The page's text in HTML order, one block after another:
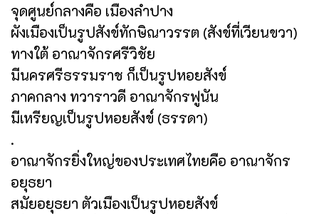
จุดศูนย์กลางคือ เมืองลำปาง
ผังเมืองเป็นรูปสังข์ทักษิณาวรรต (สังข์ที่เวียนขวา)
ทางใต้ อาณาจักรศรีวิชัย
มีนครศรีธรรมราช ก็เป็นรูปหอยสังข์
ภาคกลาง ทวาราวดี อาณาจักรฟูนัน
มีเหรียญเป็นรูปหอยสังข์ (ธรรดา)
.
อาณาจักรยิ่งใหญ่ของประเทศไทยคือ อาณาจักร
อยุธยา
สมัยอยุธยา ตัวเมืองเป็นรูปหอยสังข์